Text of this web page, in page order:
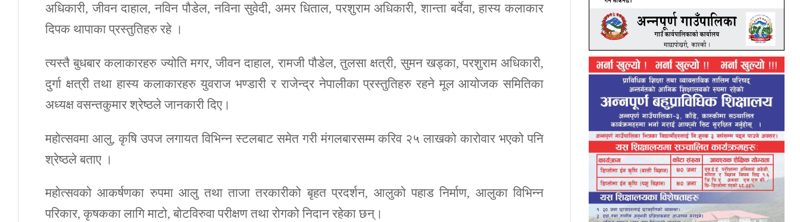
अधिकारी, जीवन दाहाल, नविन पौडेल, नविना सुवेदी, अमर धिताल, परशुराम अधिकारी, शान्ता बर्देवा, हास्य कलाकार
दिपक थापाका प्रस्तुतिहरु रहे ।
त्यस्तै बुधबार कलाकारहरु ज्योति मगर, जीवन दाहाल, रामजी पौडेल, तुलसा क्षत्री, सुमन खड्का, परशुराम अधिकारी,
दुर्गा क्षत्री तथा हास्य कलाकारहरु युवराज भण्डारी र राजेन्द्र नेपालीका प्रस्तुतिहरु रहने मूल आयोजक समितिका
अध्यक्ष वसन्तकुमार श्रेष्ठले जानकारी दिए।
महोत्सवमा आलु, कृषि उपज लगायत विभिन्न स्टलबाट समेत गरी मंगलबारसम्म करिव २५ लाखको कारोवार भएको पनि
श्रेष्ठले बताए ।
महोत्सवको आकर्षणका रुपमा आलु तथा ताजा तरकारीको बृहत प्रदर्शन, आलुको पहाड निर्माण, आलुका विभिन्न
परिकार, कृषकका लागि माटो, बोटविरुवा परीक्षण तथा रोगको निदान रहेका छन्।